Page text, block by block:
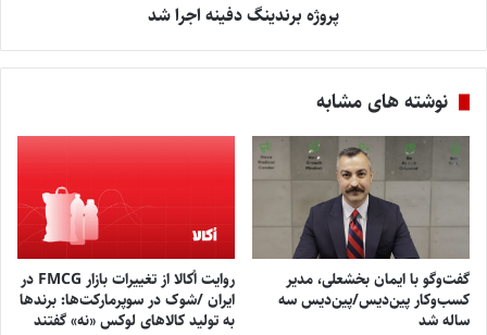
پروژه برندینگ دفینه اجرا شد
نوشته های مشابه
گفت‌وگو با ایمان بخشعلی، مدیر
کسب‌وکار پین‌دیس/پین‌دیس سه
ساله شد
روایت اُکالا از تغییرات بازار FMCG در
ایران /شوک در سوپرمارکت‌ها: برندها
به تولید کالاهای لوکس «نه» گفتند